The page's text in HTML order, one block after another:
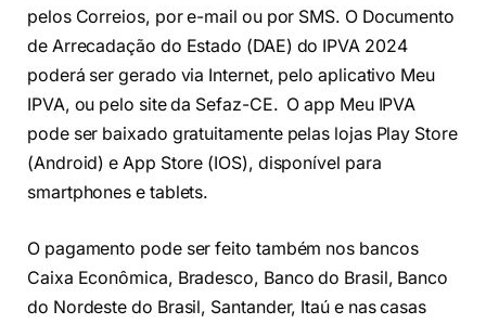
pelos Correios, por e-mail ou por SMS. O Documento
de Arrecadação do Estado (DAE) do IPVA 2024
poderá ser gerado via Internet, pelo aplicativo Meu
IPVA, ou pelo site da Sefaz-CE. O app Meu IPVA
pode ser baixado gratuitamente pelas lojas Play Store
(Android) e App Store (IOS), disponível para
smartphones e tablets.
O pagamento pode ser feito também nos bancos
Caixa Econômica, Bradesco, Banco do Brasil, Banco
do Nordeste do Brasil, Santander, Itaú e nas casas